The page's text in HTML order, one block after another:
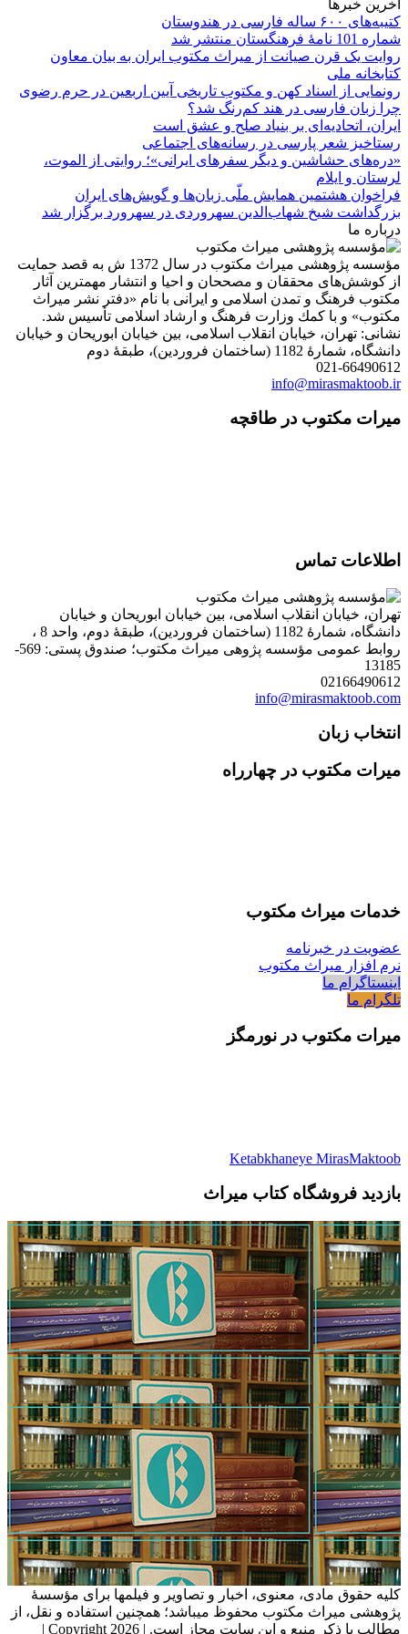
آخرین خبرها
کتیبه‌های ۶۰۰ ساله فارسی در هندوستان
شماره 101 نامۀ فرهنگستان منتشر شد
روایت یک قرن صیانت از میراث مکتوب ایران به بیان معاون
کتابخانه ملی
رونمایی از اسناد کهن و مکتوب تاریخی آیین اربعین در حرم رضوی
چرا زبان فارسی در هند کم‌رنگ شد؟
ایران، اتحادیه‌ای بر بنیاد صلح و عشق است
رستاخیز شعر پارسی در رسانه‌های اجتماعی
«دره‌های حشاشین و دیگر سفرهای ایرانی»؛ روایتی از الموت،
لرستان و ایلام
فراخوان هشتمین همایش ملّی زبان‌ها و گویش‌های ایران
بزرگداشت شیخ شهاب‌الدین سهروردی در سهرورد برگزار شد
درباره ما
مؤسسه پژوهشی میراث مكتوب در سال 1372 ش به قصد حمایت
از كوشش‌های محققان و مصححان و احیا و انتشار مهمترین آثار
مكتوب فرهنگ و تمدن اسلامی و ایرانی با نام «دفتر نشر میراث
مكتوب» و با كمك وزارت فرهنگ و ارشاد اسلامی تأسیس شد.
نشانی: تهران، خیابان انقلاب اسلامی، بین خیابان ابوریحان و خیابان
دانشگاه، شمارۀ 1182 (ساختمان فروردین)، طبقۀ دوم
021-66490612
info@mirasmaktoob.ir
میرات مکتوب در طاقچه
اطلاعات تماس
تهران، خیابان انقلاب اسلامی، بین خیابان ابوریحان و خیابان
دانشگاه، شمارۀ 1182 (ساختمان فروردین)، طبقۀ دوم، واحد 8 ،
روابط عمومی مؤسسه پژوهی میراث مکتوب؛ صندوق پستی: 569-
13185
02166490612
info@mirasmaktoob.com
انتخاب زبان
میرات مکتوب در چهارراه
خدمات میراث مکتوب
عضویت در خبرنامه
نرم افزار میراث مکتوب
اینستاگرام ما
تلگرام ما
میرات مکتوب در نورمگز
Ketabkhaneye MirasMaktoob
بازدید فروشگاه کتاب میراث
کلیه حقوق مادی، معنوی، اخبار و تصاویر و فیلمها برای مؤسسۀ
پژوهشی میراث مکتوب محفوظ میباشد؛ همچنین استفاده و نقل، از
مطالب با ذکر منبع و این سایت مجاز است. | Copyright 2026 |